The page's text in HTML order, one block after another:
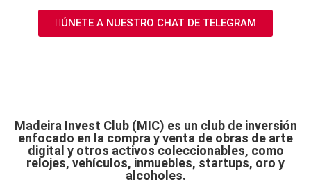
ÚNETE A NUESTRO CHAT DE TELEGRAM
Madeira Invest Club (MIC) es un club de inversión
enfocado en la compra y venta de obras de arte
digital y otros activos coleccionables, como
relojes, vehículos, inmuebles, startups, oro y
alcoholes.